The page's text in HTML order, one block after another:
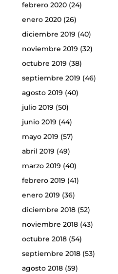
febrero 2020(24)
enero 2020(26)
diciembre 2019 (40)
noviembre 2019 (32)
octubre 2019 (38)
septiembre 2019 (46)
agosto 2019 (40)
julio 2019 (50)
junio 2019 (44)
mayo 2019 (57)
abril 2019 (49)
marzo 2019 (40)
febrero 2019 (41)
enero 2019 (36)
diciembre 2018(52)
noviembre 2018(43)
octubre 2018(54)
septiembre 2018(53)
agosto 2018(59)